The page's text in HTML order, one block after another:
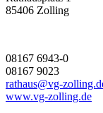
85406 Zolling
08167 6943-0
08167 9023
rathaus@vg-
www.vg-zolling.de